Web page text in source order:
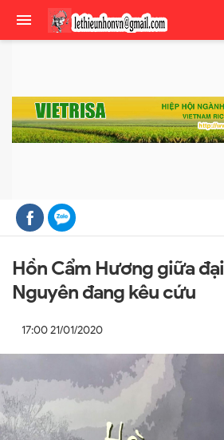
Hồn Cẩm Hương giữa
Nguyên đang kêu cứu
17:00 21/01/2020